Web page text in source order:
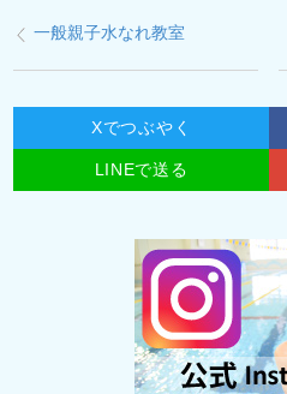
一般親子水なれ教室
Xでつぶやく
LINEで送る